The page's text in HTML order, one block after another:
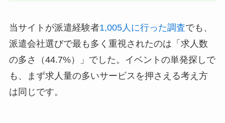
当サイトが派遣経験者1,005人に行った調査でも、
派遣会社選びで最も多く重視されたのは「求人数
の多さ（44.7%）」でした。イベントの単発探しで
も、まず求人量の多いサービスを押さえる考え方
は同じです。